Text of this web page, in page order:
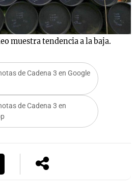
muestra tendencia a la baja.
de Cadena 3 en Google
de Cadena 3 en